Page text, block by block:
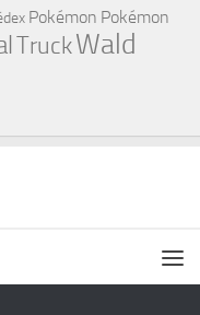
Pokémon Pokémon
TruckWald